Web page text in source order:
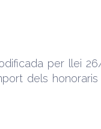
per llei
dels